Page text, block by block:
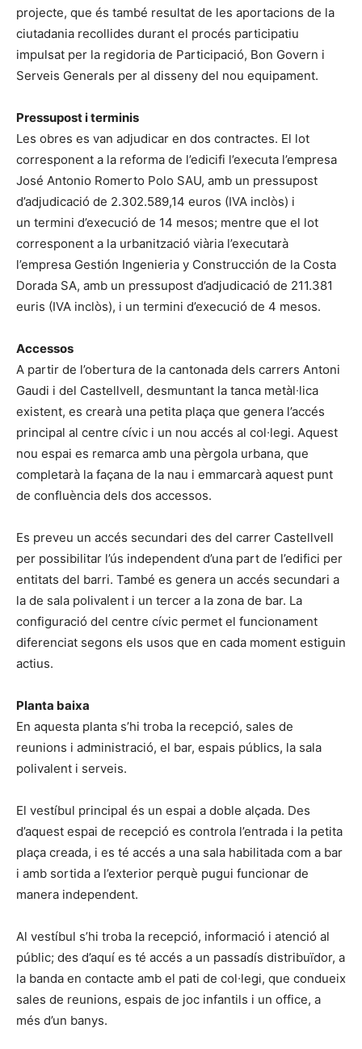
projecte, que és també resultat de les aportacions de la
ciutadania recollides durant el procés participatiu
impulsat per la regidoria de Participació, Bon Govern i
Serveis Generals per al disseny del nou equipament.
Pressupost i terminis
Les obres es van adjudicar en dos contractes. El lot
corresponent a la reforma de l’edicifi l’executa l’empresa
José Antonio Romerto Polo SAU, amb un pressupost
d’adjudicació de 2.302.589,14 euros (IVA inclòs) i
un termini d’execució de 14 mesos; mentre que el lot
corresponent a la urbanització viària l’executarà
l’empresa Gestión Ingenieria y Construcción de la Costa
Dorada SA, amb un pressupost d’adjudicació de 211.381
euris (IVA inclòs), i un termini d’execució de 4 mesos.
Accessos
A partir de l’obertura de la cantonada dels carrers Antoni
Gaudi i del Castellvell, desmuntant la tanca metàl∙lica
existent, es crearà una petita plaça que genera l’accés
principal al centre cívic i un nou accés al col∙legi. Aquest
nou espai es remarca amb una pèrgola urbana, que
completarà la façana de la nau i emmarcarà aquest punt
de confluència dels dos accessos.
Es preveu un accés secundari des del carrer Castellvell
per possibilitar l’ús independent d’una part de l’edifici per
entitats del barri. També es genera un accés secundari a
la de sala polivalent i un tercer a la zona de bar. La
configuració del centre cívic permet el funcionament
diferenciat segons els usos que en cada moment estiguin
actius.
Planta baixa
En aquesta planta s’hi troba la recepció, sales de
reunions i administració, el bar, espais públics, la sala
polivalent i serveis.
El vestíbul principal és un espai a doble alçada. Des
d’aquest espai de recepció es controla l’entrada i la petita
plaça creada, i es té accés a una sala habilitada com a bar
i amb sortida a l’exterior perquè pugui funcionar de
manera independent.
Al vestíbul s’hi troba la recepció, informació i atenció al
públic; des d’aquí es té accés a un passadís distribuïdor, a
la banda en contacte amb el pati de col∙legi, que condueix
sales de reunions, espais de joc infantils i un office, a
més d’un banys.